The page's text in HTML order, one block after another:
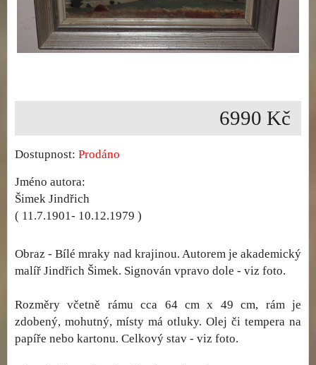
6990 Kč
Dostupnost: Prodáno
Jméno autora:
Šimek Jindřich
( 11.7.1901- 10.12.1979 )
Obraz - Bílé mraky nad krajinou. Autorem je akademický
malíř Jindřich Šimek. Signován vpravo dole - viz foto.
Rozměry včetně rámu cca 64 cm x 49 cm, rám je
zdobený, mohutný, místy má otluky. Olej či tempera na
papíře nebo kartonu. Celkový stav - viz foto.